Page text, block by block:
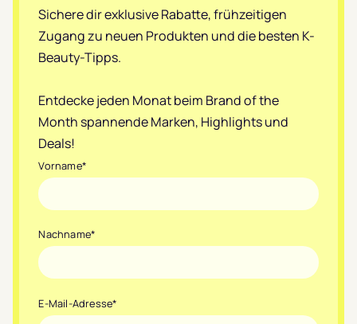
Sichere dir exklusive Rabatte, frühzeitigen
Zugang zu neuen Produkten und die besten K-
Beauty-Tipps.
Entdecke jeden Monat beim Brand of the
Month spannende Marken, Highlights und
Deals!
Vorname*
Nachname*
E-Mail-Adresse*